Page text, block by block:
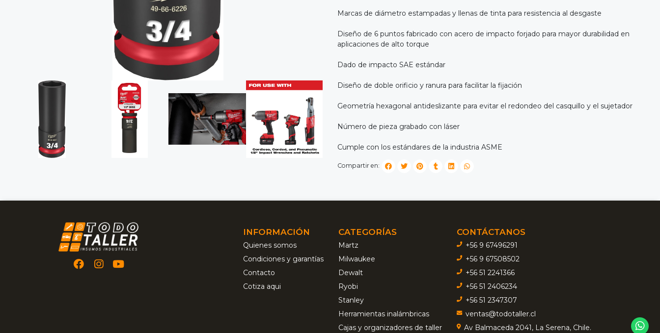
Marcas de diámetro estampadas y llenas de tinta para resistencia al desgaste
Diseño de 6 puntos fabricado con acero de impacto forjado para mayor durabilidad en
aplicaciones de alto torque
Dado de impacto SAE estándar
Diseño de doble orificio y ranura para facilitar la fijación
Geometría hexagonal antideslizante para evitar el redondeo del casquillo y el sujetador
Número de pieza grabado con láser
Cumple con los estándares de la industria ASME
Compartir en:
INFORMACIÓN
Quienes somos
Condiciones y garantías
Contacto
Cotiza aqui
CATEGORÍAS
Martz
Milwaukee
Dewalt
Ryobi
Stanley
Herramientas inalámbricas
Cajas y organizadores de taller
CONTÁCTANOS
+56 9 67496291
+56 9 67508502
+56 51 2241366
+56 51 2406234
+56 51 2347307
ventas@todotaller.cl
Av Balmaceda 2041, La Serena, Chile.